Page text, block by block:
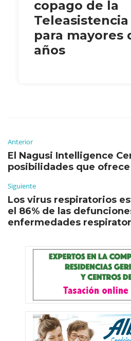
copago de la
Teleasistencia
para mayores
años
Anterior
El Nagusi Intelligence
posibilidades que
Siguiente
Los virus respiratorios
el 86% de las
enfermedades